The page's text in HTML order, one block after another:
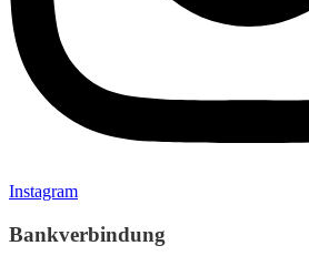
Instagram
Bankverbindung